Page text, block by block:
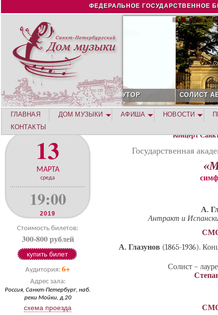
Jump to navigation
ФЕДЕРАЛЬНОЕ ГОСУДАРСТВЕННОЕ
СОЛИСТ АВГУСТА 2026 -
13
МАРТА
среда
19:00
2019
Стоимость билетов:
300-800 рублей
купить билет
Аудитория: 6+
Адрес зала:
Россия, Санкт-Петербург, наб.
реки Мойки, д.20
схема проезда
Концерт
Государственная
А.
Антракт и
А. Глазунов (1865-1936).
Солист –
ГЛАВНАЯ ДОМ МУЗЫКИ АФИША НОВОСТИ
КОНТАКТЫ